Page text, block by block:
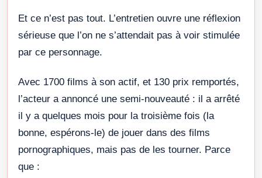
Et ce n’est pas tout. L’entretien ouvre une réflexion
sérieuse que l’on ne s’attendait pas à voir stimulée
par ce personnage.
Avec 1700 films à son actif, et 130 prix remportés,
l’acteur a annoncé une semi-nouveauté : il a arrêté
il y a quelques mois pour la troisième fois (la
bonne, espérons-le) de jouer dans des films
pornographiques, mais pas de les tourner. Parce
que :